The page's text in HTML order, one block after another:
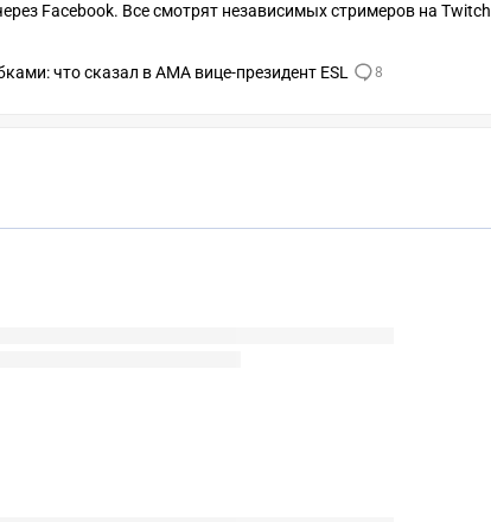
Facebook. Все смотрят независимых стримеров на Twitch
что сказал в AMA вице-президент ESL 8